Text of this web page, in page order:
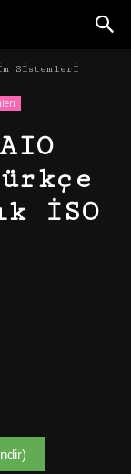
Sistemleri
İSO